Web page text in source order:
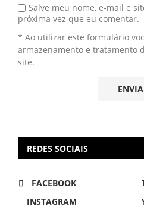
Salve meu nome, e-mail e
próxima vez que eu comentar.
* Ao utilizar este formulário
armazenamento e tratamento
site.
REDES SOCIAIS
FACEBOOK
INSTAGRAM